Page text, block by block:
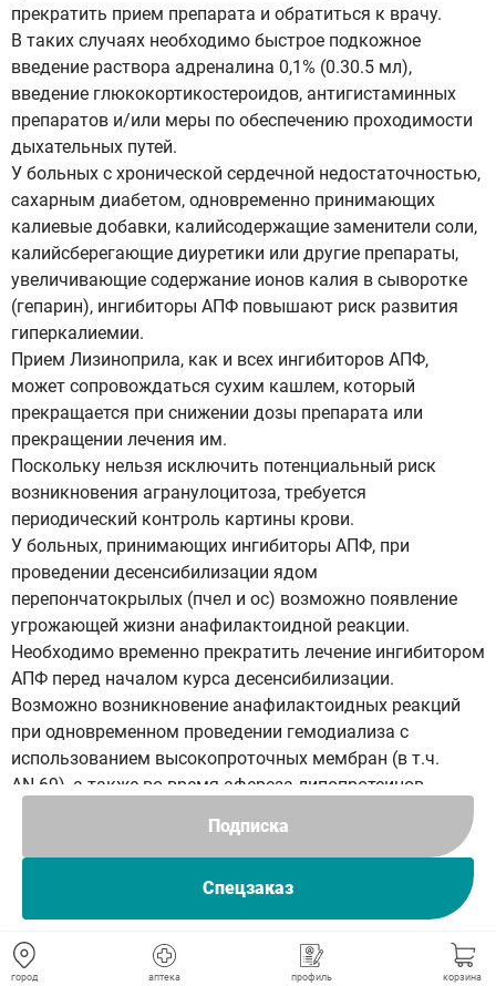
город аптека профиль корзина
Подписка
Спецзаказ
прекратить прием препарата и обратиться к врачу.
В таких случаях необходимо быстрое подкожное
введение раствора адреналина 0,1% (0.30.5 мл),
введение глюкокортикостероидов, антигистаминных
препаратов и/или меры по обеспечению проходимости
дыхательных путей.
У больных с хронической сердечной недостаточностью,
сахарным диабетом, одновременно принимающих
калиевые добавки, калийсодержащие заменители соли,
калийсберегающие диуретики или другие препараты,
увеличивающие содержание ионов калия в сыворотке
(гепарин), ингибиторы АПФ повышают риск развития
гиперкалиемии.
Прием Лизиноприла, как и всех ингибиторов АПФ,
может сопровождаться сухим кашлем, который
прекращается при снижении дозы препарата или
прекращении лечения им.
Поскольку нельзя исключить потенциальный риск
возникновения агранулоцитоза, требуется
периодический контроль картины крови.
У больных, принимающих ингибиторы АПФ, при
проведении десенсибилизации ядом
перепончатокрылых (пчел и ос) возможно появление
угрожающей жизни анафилактоидной реакции.
Необходимо временно прекратить лечение ингибитором
АПФ перед началом курса десенсибилизации.
Возможно возникновение анафилактоидных реакций
при одновременном проведении гемодиализа с
использованием высокопроточных мембран (в т.ч.
AN 69), а также во время афереза липопротеинов
Необходимо рассмотреть возможность применения
другого типа мембраны для диализа или другого
антигипертензивного средства.
У пациентов с сахарным диабетом требуется
тщательный контроль содержания сахара в крови,
особенно во время первого месяца терапии